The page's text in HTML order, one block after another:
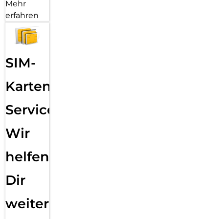
Mehr
erfahren
SIM-
Karten
Service:
Wir
helfen
Dir
weiter